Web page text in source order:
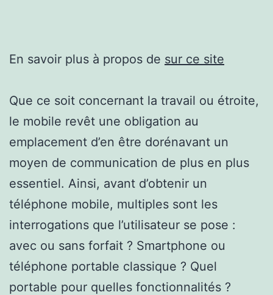
En savoir plus à propos de sur ce site
Que ce soit concernant la travail ou étroite,
le mobile revêt une obligation au
emplacement d’en être dorénavant un
moyen de communication de plus en plus
essentiel. Ainsi, avant d’obtenir un
téléphone mobile, multiples sont les
interrogations que l’utilisateur se pose :
avec ou sans forfait ? Smartphone ou
téléphone portable classique ? Quel
portable pour quelles fonctionnalités ?